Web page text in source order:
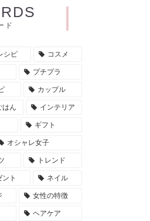
ド
シピ コスメ
プチプラ
カップル
はん インテリア
ギフト
オシャレ女子
トレンド
ント ネイル
女性の特徴
ヘアケア